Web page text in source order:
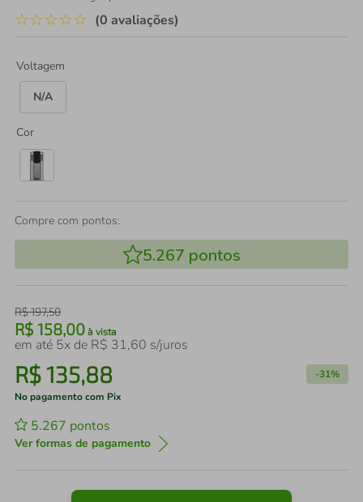
☆☆☆☆☆ (0 avaliações)
Voltagem
N/A
Cor
Compre com pontos:
5.267 pontos
R$197,50
R$ 158,00 à vista
em até 5x de R$ 31,60 s/juros
R$135,88 -31%
No pagamento com Pix
5.267 pontos
Ver formas de pagamento